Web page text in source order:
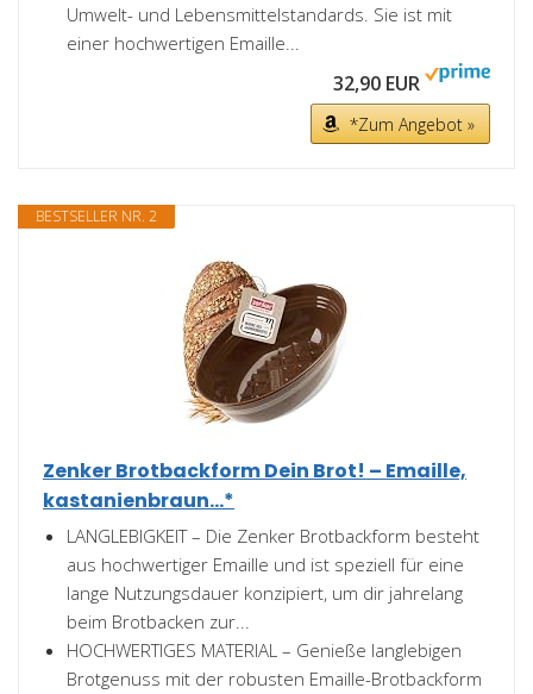
Umwelt- und Lebensmittelstandards. Sie ist mit
einer hochwertigen Emaille...
32,90 EUR
*Zum Angebot »
BESTSELLER NR. 2
Zenker Brotbackform Dein Brot! – Emaille,
kastanienbraun...*
LANGLEBIGKEIT – Die Zenker Brotbackform besteht
aus hochwertiger Emaille und ist speziell für eine
lange Nutzungsdauer konzipiert, um dir jahrelang
beim Brotbacken zur...
HOCHWERTIGES MATERIAL – Genieße langlebigen
Brotgenuss mit der robusten Emaille-Brotbackform